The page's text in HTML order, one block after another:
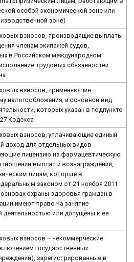
особой экономической зоне или
зоне)
взносов, производящие выплаты
членам экипажей судов,
в Российском международном
трудовых обязанностей
взносов, применяющие
налогообложения, и основной вид
которых указан в подпункте
Кодекса
взносов, уплачивающие единый
доход для отдельных видов
лицензию на фармацевтическую
выплат и вознаграждений,
лицам, которые в
законом от 21 ноября 2011
охраны здоровья граждан в
имеют право на занятие
деятельностью или допущены к ее
взносов – некоммерческие
государственных
зарегистрированные в